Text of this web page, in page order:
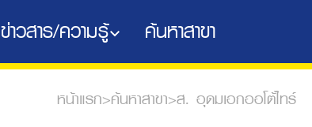
ข่าวสาร/ความรู้ ค้นหาสาขา
หน้าแรก>ค้นหาสาขา>ส. อุดมเอกออโต้ไทร์